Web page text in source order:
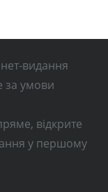
видання
за умови
відкрите
у першому